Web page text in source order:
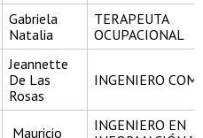
Gabriela
Natalia
TERAPEUTA
OCUPACIONAL
Jeannette
De Las
Rosas
INGENIERO
Mauricio
INGENIERO EN